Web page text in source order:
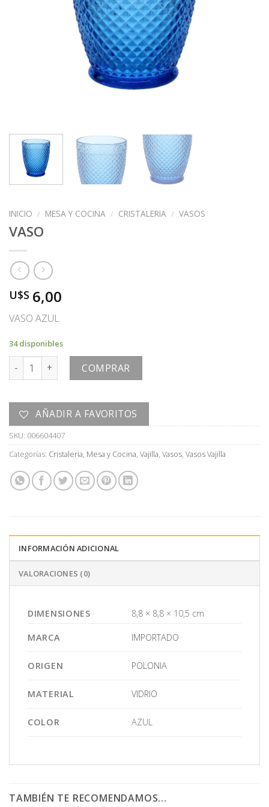
INICIO / MESA Y COCINA / CRISTALERIA / VASOS
VASO
U$S 6,00
VASO AZUL
34 disponibles
VASO cantidad COMPRAR
AÑADIR A FAVORITOS
SKU: 006604407
Categorías: Cristaleria, Mesa y Cocina, Vajilla, Vasos, Vasos Vajilla
INFORMACIÓN ADICIONAL
VALORACIONES (0)
DIMENSIONES 8,8 × 8,8 × 10,5 cm
MARCA IMPORTADO
ORIGEN POLONIA
MATERIAL VIDRIO
COLOR AZUL
TAMBIÉN TE RECOMENDAMOS…